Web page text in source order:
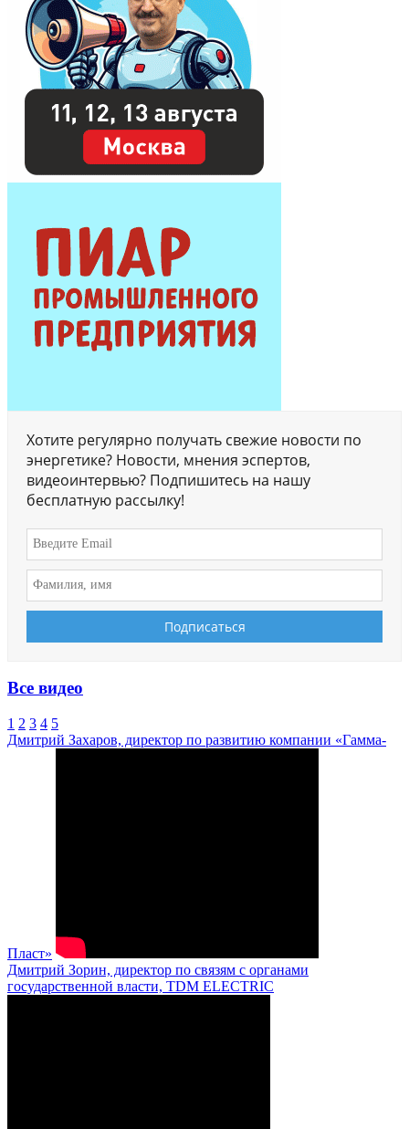
Хотите регулярно получать свежие новости по
энергетике? Новости, мнения эспертов,
видеоинтервью? Подпишитесь на нашу
бесплатную рассылку!
Все видео
1 2 3 4 5
Дмитрий Захаров, директор по развитию компании «Гамма-
Пласт»
Дмитрий Зорин, директор по связям с органами
государственной власти, TDM ELECTRIC